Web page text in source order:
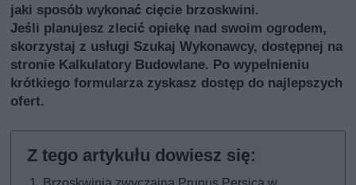
jaki sposób wykonać cięcie brzoskwini.
Jeśli planujesz zlecić opiekę nad swoim ogrodem,
skorzystaj z usługi Szukaj Wykonawcy, dostępnej na
stronie Kalkulatory Budowlane. Po wypełnieniu
krótkiego formularza zyskasz dostęp do najlepszych
ofert.